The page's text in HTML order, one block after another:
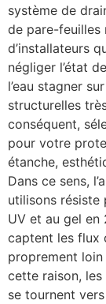
système de
de pare-feuilles
d’installateurs
négliger l’état
l’eau stagner
structurelles
conséquent,
pour votre
étanche,
Dans ce sens,
utilisons résiste
UV et au gel
captent les flux
proprement loin
cette raison,
se tournent